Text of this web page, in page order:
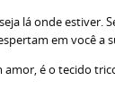
lá onde estiver.
em você a
é o tecido